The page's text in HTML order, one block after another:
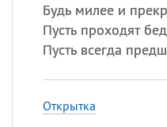
Будь милее и
Пусть проходят
Пусть всегда
Открытка